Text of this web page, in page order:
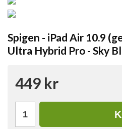
Spigen - iPad Air 10.9
Ultra Hybrid Pro - Sky
449 kr